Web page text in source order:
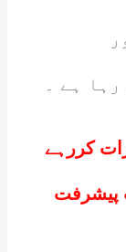
ہے ۔
کررہے
پیشرفت